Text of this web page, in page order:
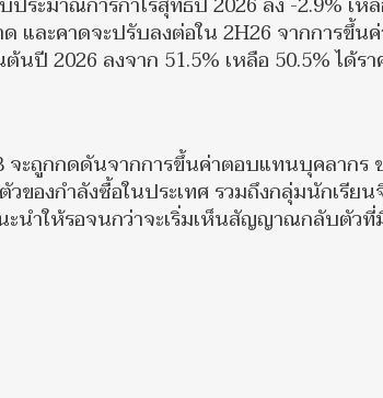
และคาดจะปรับลงต่อใน 2H26 จากการขึ้น
ปี 2026 ลงจาก 51.5% เหลือ 50.5% ได้รา
จะถูกกดดันจากการขึ้นค่าตอบแทนบุคลากร
องกำลังซื้อในประเทศ รวมถึงกลุ่มนักเรีย
นะนำให้รอจนกว่าจะเริ่มเห็นสัญญาณกลับตัว